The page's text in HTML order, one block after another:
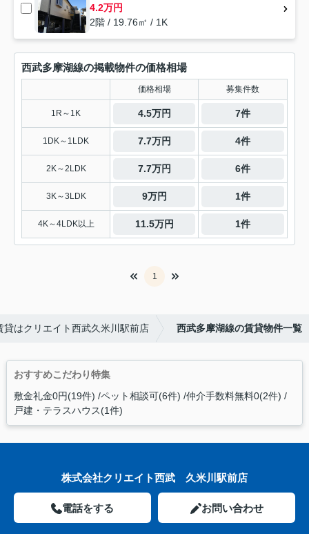
4.2万円
2階 / 19.76㎡ / 1K
西武多摩湖線の掲載物件の価格相場
価格相場 募集件数
1R～1K 4.5万円 7件
1DK～1LDK 7.7万円 4件
2K～2LDK 7.7万円 6件
3K～3LDK 9万円 1件
4K～4LDK以上 11.5万円 1件
1
貸はクリエイト西武久米川駅前店 西武多摩湖線の賃貸物件一覧
おすすめこだわり特集
敷金礼金0円(19件) ペット相談可(6件) 仲介手数料無料0(2件)
戸建・テラスハウス(1件)
株式会社クリエイト西武 久米川駅前店
電話をする お問い合わせ